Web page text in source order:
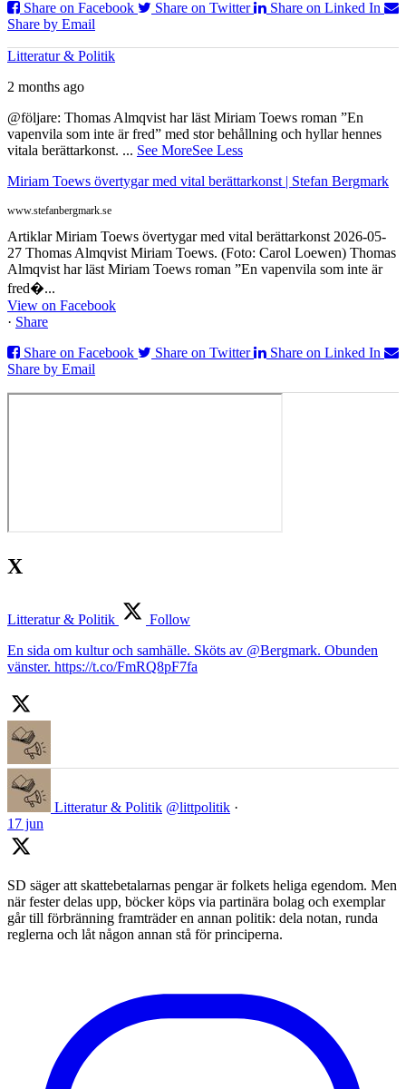
Share on Facebook Share on Twitter
Share on Linked In
Share by Email
Litteratur & Politik
2 months ago
@följare: Thomas Almqvist har läst Miriam Toews roman ”En
vapenvila som inte är fred” med stor behållning och hyllar hennes
vitala berättarkonst. ... See MoreSee Less
Miriam Toews övertygar med vital berättarkonst | Stefan Bergmark
www.stefanbergmark.se
Artiklar Miriam Toews övertygar med vital berättarkonst 2026-05-
27 Thomas Almqvist Miriam Toews. (Foto: Carol Loewen) Thomas
Almqvist har läst Miriam Toews roman ”En vapenvila som inte är
fred�...
View on Facebook
· Share
Share on Facebook
Share on Twitter
Share on Linked In
Share by Email
X
Litteratur & Politik
Follow
En sida om kultur och samhälle. Sköts av @Bergmark. Obunden
vänster. https://t.co/FmRQ8pF7fa
Litteratur & Politik @littpolitik ·
17 jun
SD säger att skattebetalarnas pengar är folkets heliga egendom. Men
när fester delas upp, böcker köps via partinära bolag och exemplar
går till förbränning framträder en annan politik: dela notan, runda
reglerna och låt någon annan stå för principerna.